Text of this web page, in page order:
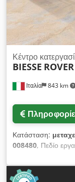
Ιταλία 843 km
Κέντρο
BIESSE
Κατάσταση:
008480, Πεδίο
άξονα Y: 1550 mm
αναρρόφηση
άξονα: 15 KW